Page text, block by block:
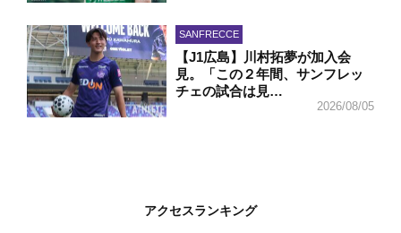
SANFRECCE
【J1広島】川村拓夢が加入会
見。「この２年間、サンフレッ
チェの試合は見…
2026/08/05
アクセスランキング